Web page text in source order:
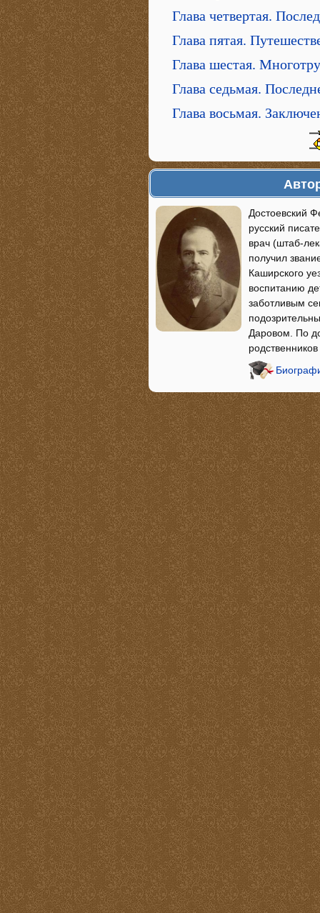
Глава четвертая.
Глава пятая.
Глава шестая.
Глава седьмая.
Глава восьмая.
Достоевский
русский
врач (штаб-
получил
Каширского
воспитанию
заботливым
Даровом. По